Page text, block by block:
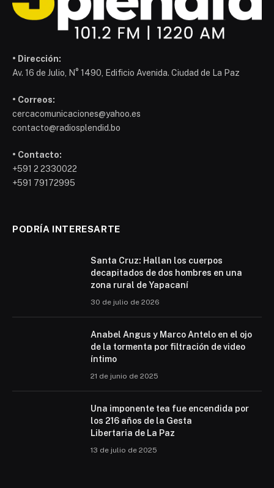
• Dirección:
Av. 16 de Julio, N° 1490, Edificio Avenida. Ciudad de La Paz
• Correos:
cercacomunicaciones@yahoo.es
contacto@radiosplendid.bo
• Contacto:
+591 2 2330022
+591 79172995
PODRÍA INTERESARTE
Santa Cruz: Hallan los cuerpos
decapitados de dos hombres en una
zona rural de Yapacaní
30 de julio de 2026
Anabel Angus y Marco Antelo en el ojo
de la tormenta por filtración de video
íntimo
21 de junio de 2025
Una imponente tea fue encendida por
los 216 años de la Gesta
Libertaria de La Paz
13 de julio de 2025